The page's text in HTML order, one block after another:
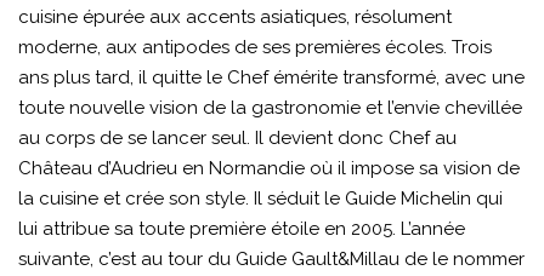
cuisine épurée aux accents asiatiques, résolument
moderne, aux antipodes de ses premières écoles. Trois
ans plus tard, il quitte le Chef émérite transformé, avec une
toute nouvelle vision de la gastronomie et l’envie chevillée
au corps de se lancer seul. Il devient donc Chef au
Château d’Audrieu en Normandie où il impose sa vision de
la cuisine et crée son style. Il séduit le Guide Michelin qui
lui attribue sa toute première étoile en 2005. L’année
suivante, c’est au tour du Guide Gault&Millau de le nommer